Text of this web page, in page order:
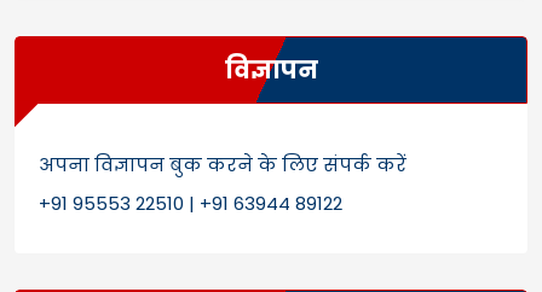
विज्ञापन
अपना विज्ञापन बुक करने के लिए संपर्क करें
+91 95553 22510 | +91 63944 89122